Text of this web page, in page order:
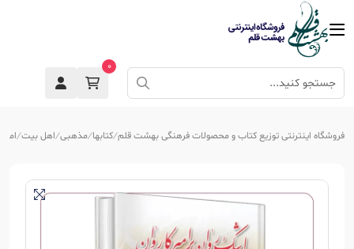
0
فروشگاه اینترنتی توزیع کتاب و محصولات فرهنگی بهشت قلم کتابها مذهبی اهل بیت